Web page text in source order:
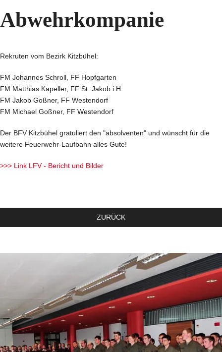
Abwehrkompanie
Rekruten vom Bezirk Kitzbühel:
FM Johannes Schroll, FF Hopfgarten
FM Matthias Kapeller, FF St. Jakob i.H.
FM Jakob Goßner, FF Westendorf
FM Michael Goßner, FF Westendorf
Der BFV Kitzbühel gratuliert den "absolventen" und wünscht für die
weitere Feuerwehr-Laufbahn alles Gute!
>>> Link LFV - Bericht und Bilder
ZURÜCK